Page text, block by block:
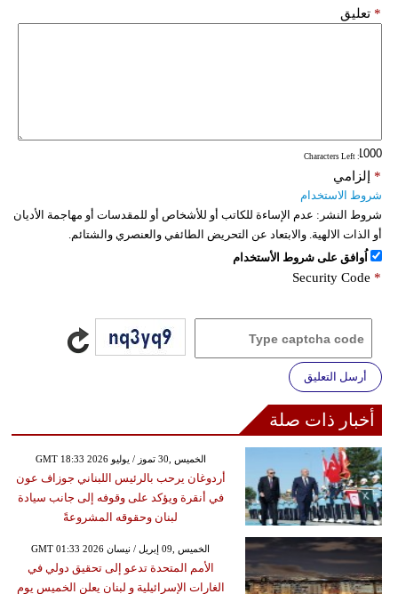
تعليق *
: Characters Left
إلزامي *
شروط الاستخدام
شروط النشر: عدم الإساءة للكاتب أو للأشخاص أو للمقدسات أو مهاجمة الأديان
أو الذات الالهية. والابتعاد عن التحريض الطائفي والعنصري والشتائم.
اُوافق على شروط الأستخدام
Security Code *
أرسل التعليق
أخبار ذات صلة
GMT 18:33 2026 الخميس ,30 تموز / يوليو
أردوغان يرحب بالرئيس اللبناني جوزاف عون
في أنقرة ويؤكد على وقوفه إلى جانب سيادة
لبنان وحقوقه المشروعةً
GMT 01:33 2026 الخميس ,09 إبريل / نيسان
الأمم المتحدة تدعو إلى تحقيق دولي في
الغارات الإسرائيلية و لبنان يعلن الخميس يوم